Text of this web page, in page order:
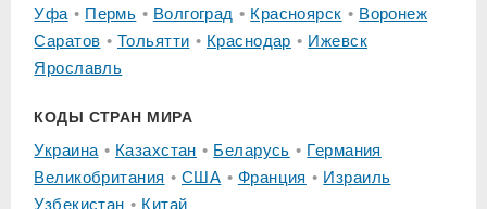
Уфа
Пермь Волгоград Красноярск
Воронеж
Саратов
Тольятти Краснодар
Ижевск
Ярославль
КОДЫ СТРАН МИРА
Украина Казахстан Беларусь
Германия
Великобритания
США Франция
Израиль
Узбекистан
Китай